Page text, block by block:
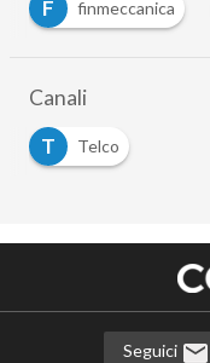
F
finmeccanica
Canali
T
Telco
Seguici